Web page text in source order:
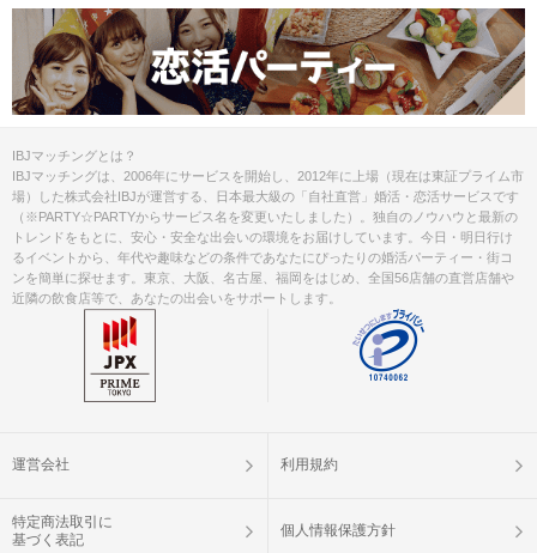
IBJマッチングとは？
IBJマッチングは、2006年にサービスを開始し、2012年に上場（現在は東証プライム市
場）した株式会社IBJが運営する、日本最大級の「自社直営」婚活・恋活サービスです
（※PARTY☆PARTYからサービス名を変更いたしました）。独自のノウハウと最新の
トレンドをもとに、安心・安全な出会いの環境をお届けしています。今日・明日行け
るイベントから、年代や趣味などの条件であなたにぴったりの婚活パーティー・街コ
ンを簡単に探せます。東京、大阪、名古屋、福岡をはじめ、全国56店舗の直営店舗や
近隣の飲食店等で、あなたの出会いをサポートします。
運営会社 利用規約
特定商法取引に
基づく表記
個人情報保護方針